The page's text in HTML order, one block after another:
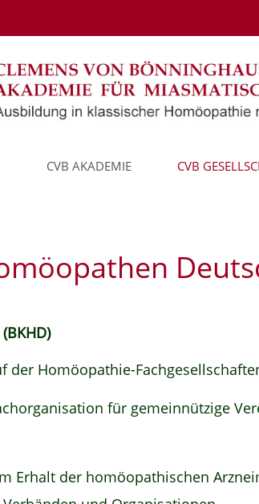
CVB AKADEMIE CVB
Homöopathie-
für gemeinnützige
Erhalt der homöopathischen